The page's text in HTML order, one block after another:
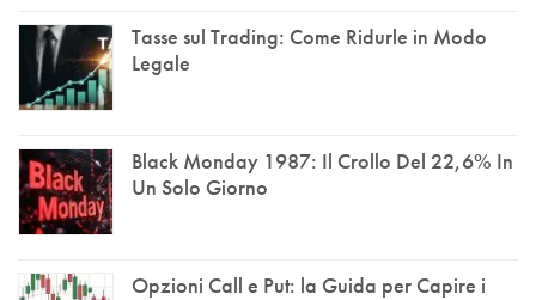
Tasse sul Trading: Come Ridurle in Modo
Legale
Black Monday 1987: Il Crollo Del 22,6% In
Un Solo Giorno
Opzioni Call e Put: la Guida per Capire i